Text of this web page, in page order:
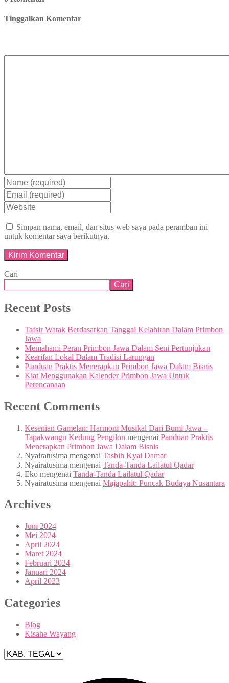
Tinggalkan Komentar
Simpan nama, email, dan situs web saya pada peramban ini
untuk komentar saya berikutnya.
Cari
Cari
Recent Posts
Tafsir Watak Berdasarkan Tanggal Kelahiran Dalam Primbon
Jawa
Memahami Peran Primbon Jawa Dalam Seni Pertunjukan
Kearifan Lokal Dalam Tradisi Larungan
Panduan Praktis Menerapkan Primbon Jawa Dalam Bisnis
Kiat Menggunakan Kalender Primbon Jawa Untuk
Perencanaan
Recent Comments
Kesenian Gamelan: Harmoni Musikal Dari Bumi Jawa –
Tapakwangu Kedung Pengilon mengenai Panduan Praktis
Menerapkan Primbon Jawa Dalam Bisnis
Nyairatusima mengenai Tasbih Kyai Damar
Nyairatusima mengenai Tanda-Tanda Lailatul Qadar
Eko mengenai Tanda-Tanda Lailatul Qadar
Nyairatusima mengenai Majapahit: Puncak Budaya Nusantara
Archives
Juni 2024
Mei 2024
April 2024
Maret 2024
Februari 2024
Januari 2024
April 2023
Categories
Blog
Kisahe Wayang